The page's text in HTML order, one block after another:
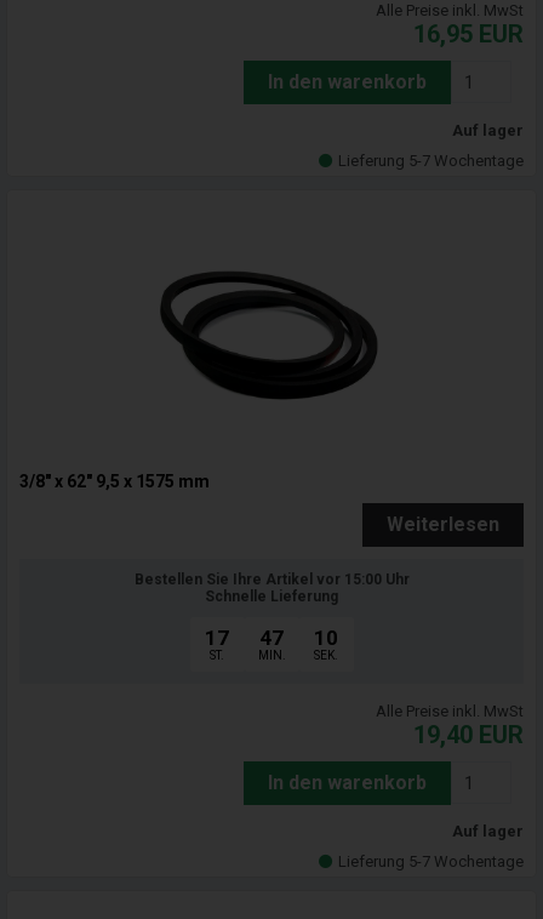
Alle Preise inkl. MwSt
16,95 EUR
In den warenkorb
Auf lager
Lieferung 5-7 Wochentage
3/8" x 62" 9,5 x 1575 mm
Weiterlesen
Bestellen Sie Ihre Artikel vor 15:00 Uhr
Schnelle Lieferung
17
ST.
47
MIN.
09
SEK.
Alle Preise inkl. MwSt
19,40 EUR
In den warenkorb
Auf lager
Lieferung 5-7 Wochentage